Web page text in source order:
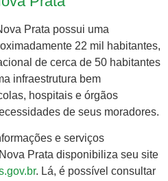
Prata possui uma
22 mil habitantes,
de cerca de 50 habitantes
infraestrutura bem
hospitais e órgãos
de seus moradores.
e serviços
Prata disponibiliza seu site
. Lá, é possível consultar